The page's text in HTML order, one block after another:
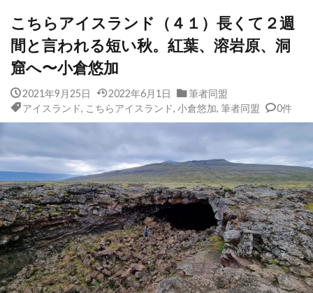
こちらアイスランド（４１）長くて２週
間と言われる短い秋。紅葉、溶岩原、洞
窟へ〜小倉悠加
2021年9月25日 2022年6月1日
筆者同盟
アイスランド, こちらアイスランド, 小倉悠加, 筆者同盟 0件